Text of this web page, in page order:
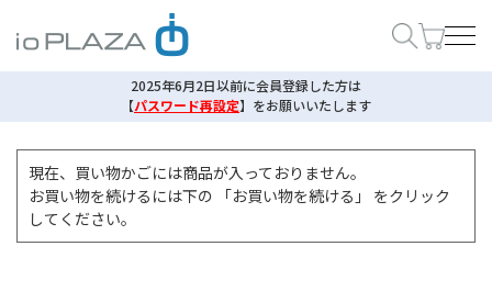
2025年6月2日以前に会員登録した方は
【パスワード再設定】 をお願いいたします
現在、買い物かごには商品が入っておりません。
お買い物を続けるには下の 「お買い物を続ける」 をクリック
してください。